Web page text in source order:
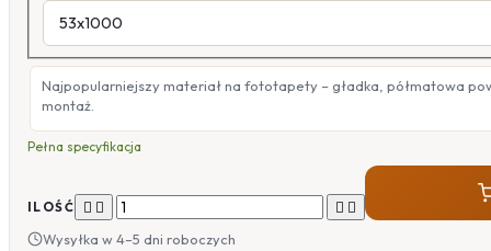
Najpopularniejszy materiał na fototapety – gładka, półmatowa
montaż.
Pełna specyfikacja
ILOŚĆ    
Wysyłka w 4–5 dni roboczych